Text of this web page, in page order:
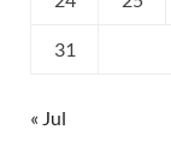
31
« Jul